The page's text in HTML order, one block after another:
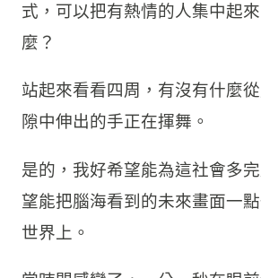
式，可以把有熱情的人集中起
麼？
站起來看看四周，有沒有什麼
隙中伸出的手正在揮舞。
是的，我好希望能為這社會多
望能把腦海看到的未來畫面一
世界上。